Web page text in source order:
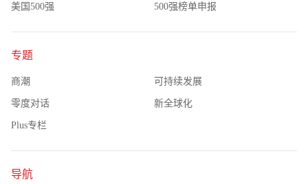
美国500强 500强榜单申报
专题
商潮 可持续发展
零度对话 新全球化
Plus专栏
导航